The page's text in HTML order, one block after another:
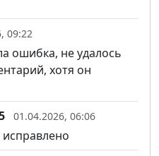
09:22
ошибка, не удалось
хотя он
01.04.2026, 06:06